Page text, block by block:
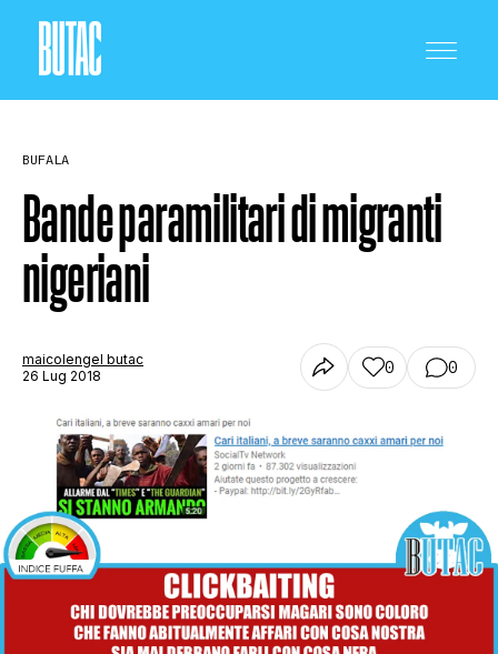
CRONACA E POLITICA
SCIENZA E TECNOLOGIA
SALUTE E MEDICINA
STORIA E CITAZIONI
INTRATTENIMENTO
BUFALA
Bande paramilitari di migranti
nigeriani
maicolengel butac
26 Lug 2018
0 0